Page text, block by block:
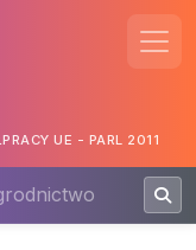
UE - PARL 2011